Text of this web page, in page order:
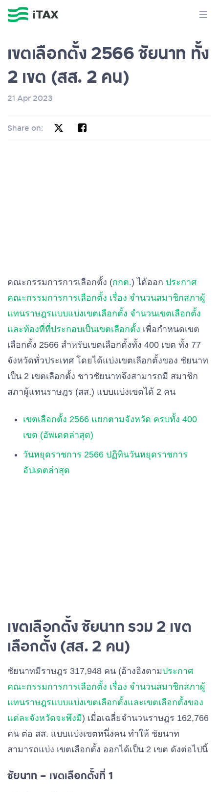
เขตเลือกตั้ง 2566 ชัยนาท ทั้ง
2 เขต (สส. 2 คน)
21 Apr 2023
Share on:
คณะกรรมการการเลือกตั้ง (กกต.) ได้ออก ประกาศ
คณะกรรมการการเลือกตั้ง เรื่อง จํานวนสมาชิกสภาผู้
แทนราษฎรแบบแบ่งเขตเลือกตั้ง จํานวนเขตเลือกตั้ง
และท้องที่ที่ประกอบเป็นเขตเลือกตั้ง เพื่อกำหนดเขต
เลือกตั้ง 2566 สำหรับเขตเลือกตั้งทั้ง 400 เขต ทั้ง 77
จังหวัดทั่วประเทศ โดยได้แบ่งเขตเลือกตั้งของ ชัยนาท
เป็น 2 เขตเลือกตั้ง ชาวชัยนาทจึงสามารถมี สมาชิก
สภาผู้แทนราษฎร (สส.) แบบแบ่งเขตได้ 2 คน
เขตเลือกตั้ง 2566 แยกตามจังหวัด ครบทั้ง 400
เขต (อัพเดตล่าสุด)
วันหยุดราชการ 2566 ปฏิทินวันหยุดราชการ
อัปเดตล่าสุด
เขตเลือกตั้ง ชัยนาท รวม 2 เขต
เลือกตั้ง (สส. 2 คน)
ชัยนาทมีราษฎร 317,948 คน (อ้างอิงตามประกาศ
คณะกรรมการการเลือกตั้ง เรื่อง จำนวนสมาชิกสภาผู้
แทนราษฎรแบบแบ่งเขตเลือกตั้งและเขตเลือกตั้งของ
แต่ละจังหวัดจะพึงมี) เมื่อเฉลี่ยจำนวนราษฎร 162,766
คน ต่อ สส. แบบแบ่งเขตหนึ่งคน ทำให้ ชัยนาท
สามารถแบ่ง เขตเลือกตั้ง ออกได้เป็น 2 เขต ดังต่อไปนี้
ชัยนาท – เขตเลือกตั้งที่ 1